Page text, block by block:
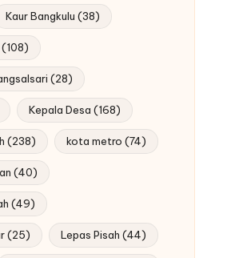
Kaur Bangkulu (38)
(108)
(28)
Kepala Desa (168)
(238) kota metro (74)
(40)
(49)
(25) Lepas Pisah (44)